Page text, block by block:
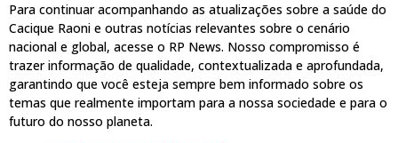
Para continuar acompanhando as atualizações sobre a saúde do
Cacique Raoni e outras notícias relevantes sobre o cenário
nacional e global, acesse o RP News. Nosso compromisso é
trazer informação de qualidade, contextualizada e aprofundada,
garantindo que você esteja sempre bem informado sobre os
temas que realmente importam para a nossa sociedade e para o
futuro do nosso planeta.